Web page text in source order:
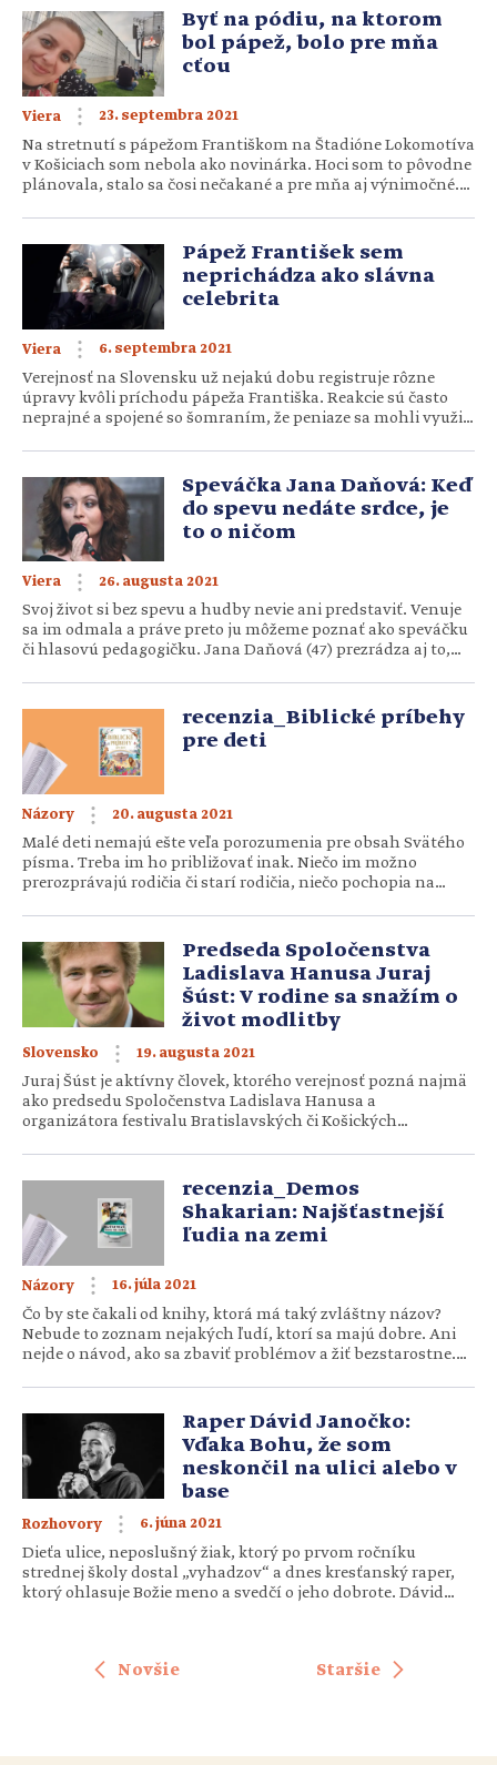
spomínať. Titulná snímka: TASR/ TK KBS/ Roman Hanc
Dominika Gurbaľová […]Byť na pódiu, na ktorom
bol pápež, bolo pre mňa
cťou
Viera 23. septembra 2021
Na stretnutí s pápežom Františkom na Štadióne Lokomotíva
v Košiciach som nebola ako novinárka. Hoci som to pôvodne
plánovala, stalo sa čosi nečakané a pre mňa aj výnimočné.
bolo totiž pozvané, aby sa zúčastnilo programu ako
účinkujúci. V rámci hudobných chvál som bola súčasťou
tanečnej služby – […]
Pápež František sem
neprichádza ako slávna
celebrita
Viera 6. septembra 2021
Verejnosť na Slovensku už nejakú dobu registruje rôzne
úpravy kvôli príchodu pápeža Františka. Reakcie sú často
neprajné a spojené so šomraním, že peniaze sa mohli využiť
Helenou Torkošovou, františkánkou, budeme uvažovať o
tom, prečo je táto návšteva hodná toho všetkého. No
napriek tomu tu Svätého […]Speváčka Jana Daňová: Keď
do spevu nedáte srdce, je
to o ničom
Viera 26. augusta 2021
Svoj život si bez spevu a hudby nevie ani predstaviť. Venuje
sa im odmala a práve preto ju môžeme poznať ako speváčku
či hlasovú pedagogičku. Jana Daňová (47) prezrádza aj to,
v živote znamená spievanie? Spev je podstatnou súčasťou
môjho bytia. Je […]
recenzia_Biblické príbehy
pre deti
Názory 20. augusta 2021
Malé deti nemajú ešte veľa porozumenia pre obsah Svätého
písma. Treba im ho približovať inak. Niečo im možno
prerozprávajú rodičia či starí rodičia, niečo pochopia na
biblické príbehy. Dokopy dvadsaťdeväť známych, a vlastne
aj obľúbených, biblických príbehov vyšlo v krásnej
ilustrovanej knižke pre deti. Od […]Predseda Spoločenstva
Ladislava Hanusa Juraj
Šúst: V rodine sa snažím o
život modlitby
Slovensko 19. augusta 2021
Juraj Šúst je aktívny človek, ktorého verejnosť pozná najmä
ako predsedu Spoločenstva Ladislava Hanusa a
organizátora festivalu Bratislavských či Košických
snaží tráviť čas. Akým dieťaťom bol Juraj? A čo by mu v
živote urobilo radosť? Ktoré vlastnosti Ladislava Hanusa sa
vám páčia? Na konci jednej […]recenzia_Demos
Shakarian: Najšťastnejší
ľudia na zemi
Názory 16. júla 2021
Čo by ste čakali od knihy, ktorá má taký zvláštny názov?
Nebude to zoznam nejakých ľudí, ktorí sa majú dobre. Ani
nejde o návod, ako sa zbaviť problémov a žiť bezstarostne.
explicitne sa to v knihe nedočítame. Ale z konania postáv,
ktorými sú kresťania pôvodom z […]Raper Dávid Janočko:
Vďaka Bohu, že som
neskončil na ulici alebo v
base
Rozhovory 6. júna 2021
Dieťa ulice, neposlušný žiak, ktorý po prvom ročníku
strednej školy dostal „vyhadzov“ a dnes kresťanský raper,
ktorý ohlasuje Božie meno a svedčí o jeho dobrote. Dávid
Novšie
Staršie